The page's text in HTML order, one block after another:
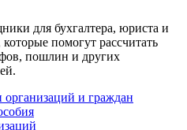
для бухгалтера, юриста и
помогут рассчитать
пошлин и других
и граждан